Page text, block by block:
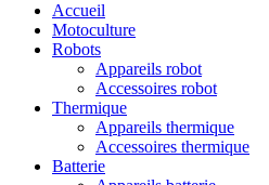
Accueil
Motoculture
Robots
Appareils robot
Accessoires robot
Thermique
Appareils thermique
Accessoires thermique
Batterie